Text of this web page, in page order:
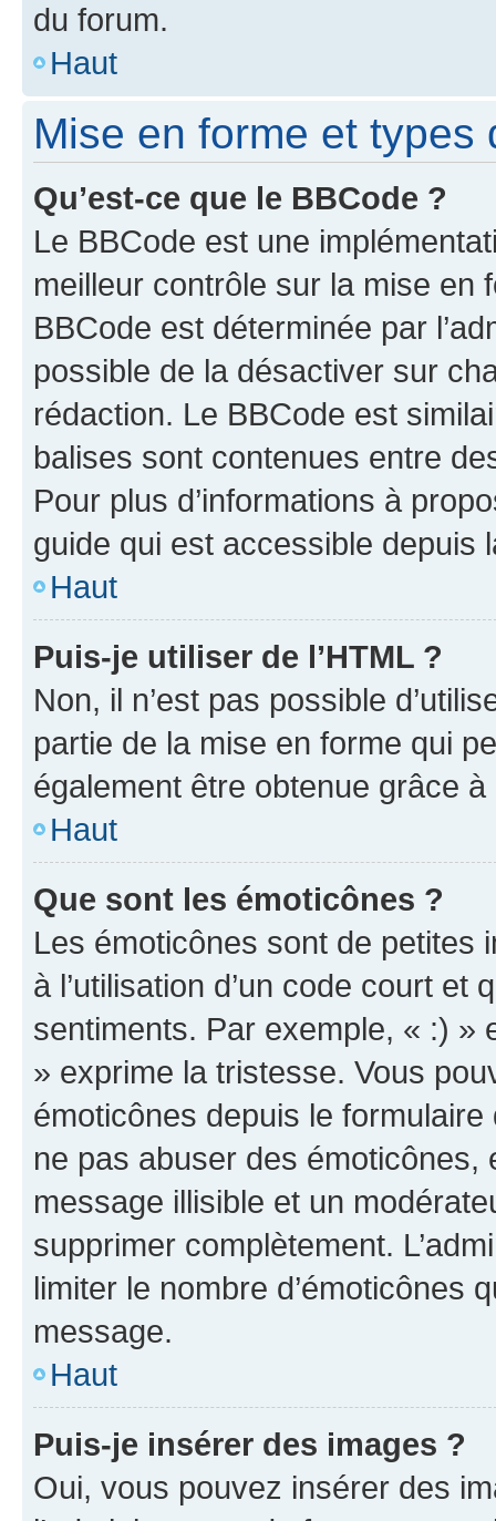
du forum.
Haut
Mise en forme et types
Qu’est-ce que le BBCode ?
Le BBCode est une
meilleur contrôle sur la mise en
BBCode est déterminée par
possible de la désactiver sur
rédaction. Le BBCode est
balises sont contenues entre
Pour plus d’informations à
guide qui est accessible depuis
Haut
Puis-je utiliser de l’HTML ?
Non, il n’est pas possible
partie de la mise en forme qui
également être obtenue grâce à
Haut
Que sont les émoticônes ?
Les émoticônes sont de petites
à l’utilisation d’un code court et
sentiments. Par exemple, « :) »
» exprime la tristesse. Vous
émoticônes depuis le
ne pas abuser des
message illisible et un
supprimer complètement.
limiter le nombre d’émoticônes
message.
Haut
Puis-je insérer des images ?
Oui, vous pouvez insérer des